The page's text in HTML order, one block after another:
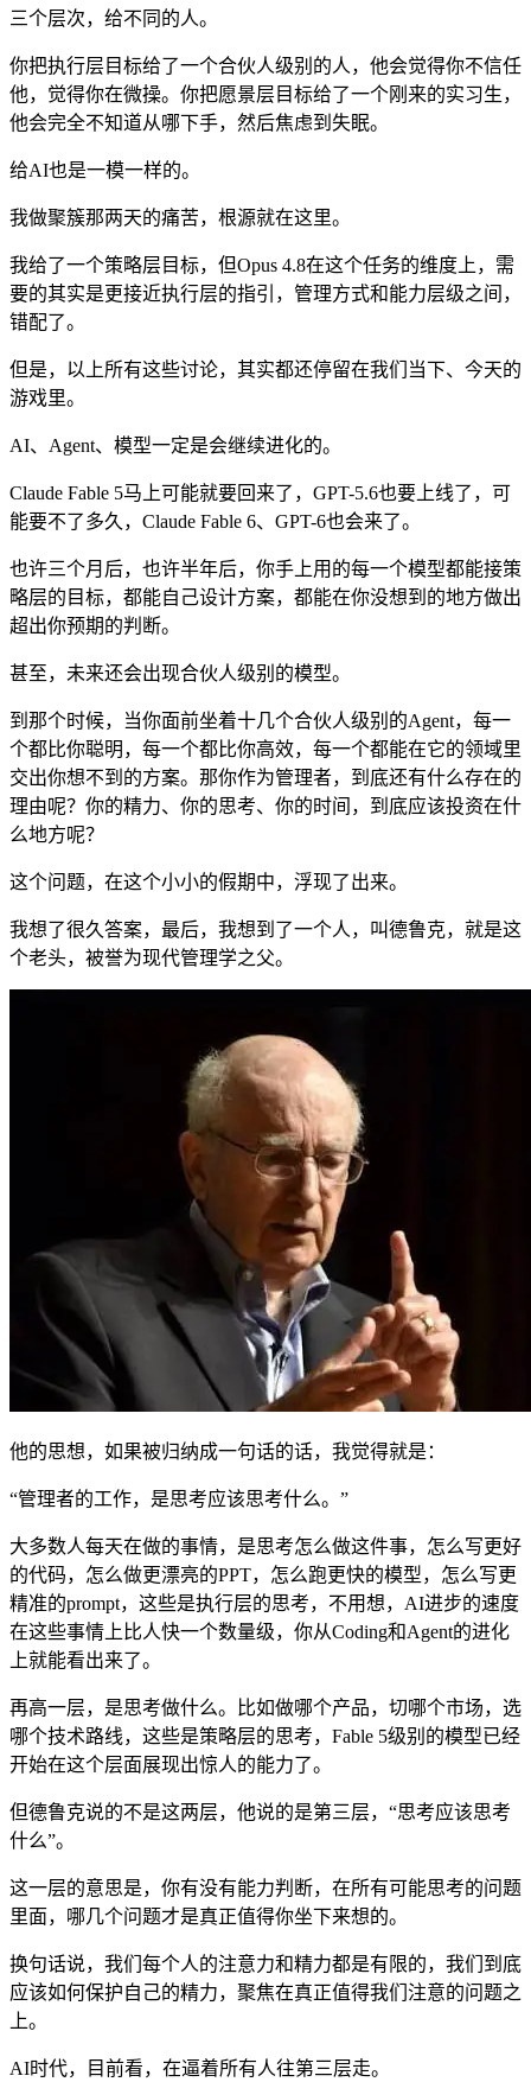
三个层次，给不同的人。
你把执行层目标给了一个合伙人级别的人，他会觉得你不信任
他，觉得你在微操。你把愿景层目标给了一个刚来的实习生，
他会完全不知道从哪下手，然后焦虑到失眠。
给AI也是一模一样的。
我做聚簇那两天的痛苦，根源就在这里。
我给了一个策略层目标，但Opus 4.8在这个任务的维度上，需
要的其实是更接近执行层的指引，管理方式和能力层级之间，
错配了。
但是，以上所有这些讨论，其实都还停留在我们当下、今天的
游戏里。
AI、Agent、模型一定是会继续进化的。
Claude Fable 5马上可能就要回来了，GPT-5.6也要上线了，可
能要不了多久，Claude Fable 6、GPT-6也会来了。
也许三个月后，也许半年后，你手上用的每一个模型都能接策
略层的目标，都能自己设计方案，都能在你没想到的地方做出
超出你预期的判断。
甚至，未来还会出现合伙人级别的模型。
到那个时候，当你面前坐着十几个合伙人级别的Agent，每一
个都比你聪明，每一个都比你高效，每一个都能在它的领域里
交出你想不到的方案。那你作为管理者，到底还有什么存在的
理由呢？你的精力、你的思考、你的时间，到底应该投资在什
么地方呢？
这个问题，在这个小小的假期中，浮现了出来。
我想了很久答案，最后，我想到了一个人，叫德鲁克，就是这
个老头，被誉为现代管理学之父。
他的思想，如果被归纳成一句话的话，我觉得就是：
“管理者的工作，是思考应该思考什么。”
大多数人每天在做的事情，是思考怎么做这件事，怎么写更好
的代码，怎么做更漂亮的PPT，怎么跑更快的模型，怎么写更
精准的prompt，这些是执行层的思考，不用想，AI进步的速度
在这些事情上比人快一个数量级，你从Coding和Agent的进化
上就能看出来了。
再高一层，是思考做什么。比如做哪个产品，切哪个市场，选
哪个技术路线，这些是策略层的思考，Fable 5级别的模型已经
开始在这个层面展现出惊人的能力了。
但德鲁克说的不是这两层，他说的是第三层，“思考应该思考
什么”。
这一层的意思是，你有没有能力判断，在所有可能思考的问题
里面，哪几个问题才是真正值得你坐下来想的。
换句话说，我们每个人的注意力和精力都是有限的，我们到底
应该如何保护自己的精力，聚焦在真正值得我们注意的问题之
上。
AI时代，目前看，在逼着所有人往第三层走。